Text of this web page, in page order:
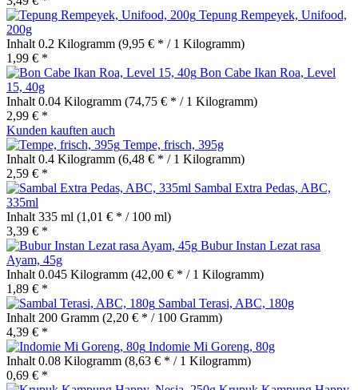
Tepung Rempeyek, Unifood,
200g
Inhalt 0.2 Kilogramm (9,95 € * / 1 Kilogramm)
1,99 € *
Bon Cabe Ikan Roa, Level
15, 40g
Inhalt 0.04 Kilogramm (74,75 € * / 1 Kilogramm)
2,99 € *
Kunden kauften auch
Tempe, frisch, 395g
Inhalt 0.4 Kilogramm (6,48 € * / 1 Kilogramm)
2,59 € *
Sambal Extra Pedas, ABC,
335ml
Inhalt 335 ml (1,01 € * / 100 ml)
3,39 € *
Bubur Instan Lezat rasa
Ayam, 45g
Inhalt 0.045 Kilogramm (42,00 € * / 1 Kilogramm)
1,89 € *
Sambal Terasi, ABC, 180g
Inhalt 200 Gramm (2,20 € * / 100 Gramm)
4,39 € *
Indomie Mi Goreng, 80g
Inhalt 0.08 Kilogramm (8,63 € * / 1 Kilogramm)
0,69 € *